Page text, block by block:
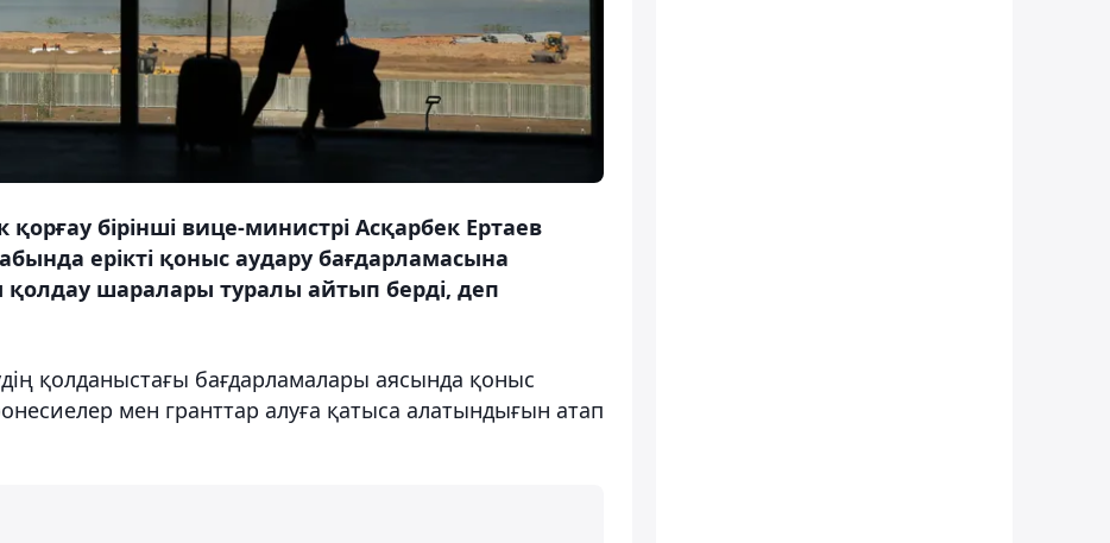
бірінші вице-министрі Асқарбек Ертаев
ерікті қоныс аудару бағдарламасына
шаралары туралы айтып берді, деп
қолданыстағы бағдарламалары аясында қоныс
мен гранттар алуға қатыса алатындығын атап